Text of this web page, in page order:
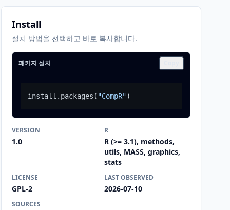
Install
설치 방법을 선택하고 바로 복사합니다.
패키지 설치
install.packages ( "CompR")
VERSION
1.0
R
R (>= 3.1), methods,
utils, MASS, graphics,
stats
LICENSE
GPL-2
LAST OBSERVED
2026-07-10
SOURCES